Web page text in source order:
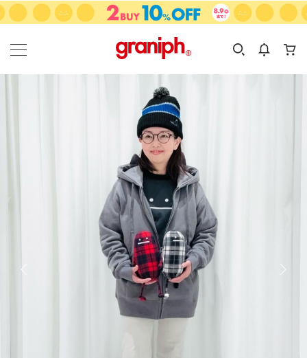
カテゴリーから探す
KIDS
カテゴリ
サイズ